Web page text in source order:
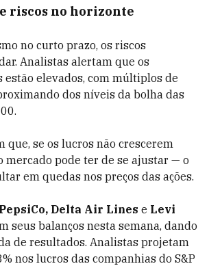
riscos no horizonte
no curto prazo, os riscos
Analistas alertam que os
elevados, com múltiplos de
dos níveis da bolha das
que, se os lucros não crescerem
mercado pode ter de se ajustar — o
em quedas nos preços das ações.
PepsiCo, Delta Air Lines e Levi
seus balanços nesta semana, dando
de resultados. Analistas projetam
nos lucros das companhias do S&P